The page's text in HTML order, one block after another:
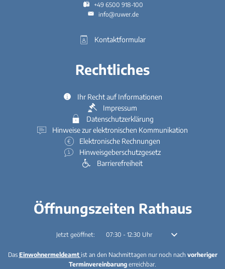
+49 6500 918-100
info@ruwer.de
Kontaktformular
Rechtliches
Ihr Recht auf Informationen
Impressum
Datenschutzerklärung
Hinweise zur elektronischen Kommunikation
Elektronische Rechnungen
Hinweisgeberschutzgesetz
Barrierefreiheit
Öffnungszeiten Rathaus
Klicken, um weitere Öffnungs- oder Schließzeiten auszublenden
Jetzt geöffnet: 07:30 - 12:30 Uhr Von 07:30 bis 12:30
Das Einwohnermeldeamt ist an den Nachmittagen nur noch nach vorheriger
Terminvereinbarung erreichbar.